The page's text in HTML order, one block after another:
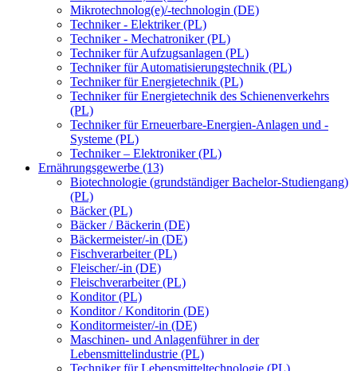
Mikrotechnolog(e)/-technologin (DE)
Techniker - Elektriker (PL)
Techniker - Mechatroniker (PL)
Techniker für Aufzugsanlagen (PL)
Techniker für Automatisierungstechnik (PL)
Techniker für Energietechnik (PL)
Techniker für Energietechnik des Schienenverkehrs
(PL)
Techniker für Erneuerbare-Energien-Anlagen und -
Systeme (PL)
Techniker – Elektroniker (PL)
Ernährungsgewerbe (13)
Biotechnologie (grundständiger Bachelor-Studiengang)
(PL)
Bäcker (PL)
Bäcker / Bäckerin (DE)
Bäckermeister/-in (DE)
Fischverarbeiter (PL)
Fleischer/-in (DE)
Fleischverarbeiter (PL)
Konditor (PL)
Konditor / Konditorin (DE)
Konditormeister/-in (DE)
Maschinen- und Anlagenführer in der
Lebensmittelindustrie (PL)
Techniker für Lebensmitteltechnologie (PL)